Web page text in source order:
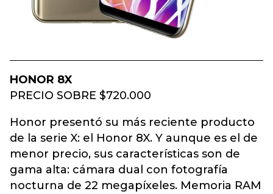
HONOR 8X
PRECIO SOBRE $720.000
Honor presentó su más reciente producto
de la serie X: el Honor 8X. Y aunque es el de
menor precio, sus características son de
gama alta: cámara dual con fotografía
nocturna de 22 megapíxeles. Memoria RAM